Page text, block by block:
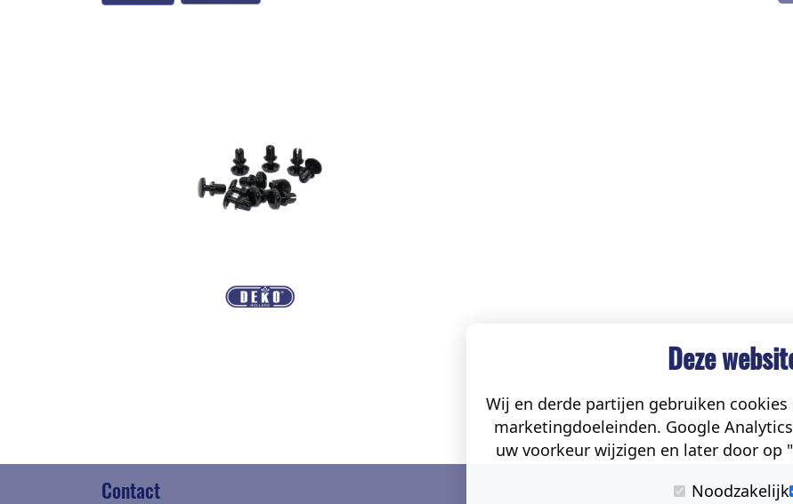
Contact
Deze
Wij en derde partijen gebruiken
marketingdoeleinden. Google
uw voorkeur wijzigen en later door
Noodzakelijk